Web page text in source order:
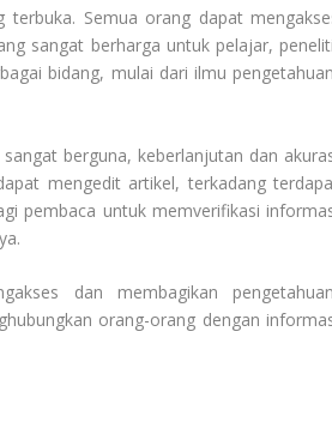
terbuka. Semua orang dapat
sangat berharga untuk pelajar,
bidang, mulai dari ilmu
berguna, keberlanjutan dan
mengedit artikel, terkadang
pembaca untuk memverifikasi
dan membagikan
orang-orang dengan